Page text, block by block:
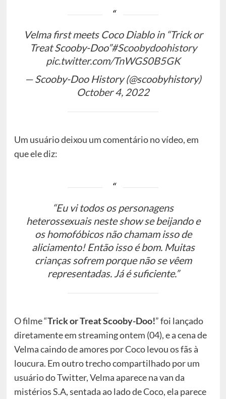
Velma first meets Coco Diablo in “Trick or
Treat Scooby-Doo”#Scoobydoohistory
pic.twitter.com/TnWGS0B5GK
— Scooby-Doo History (@scoobyhistory)
October 4, 2022
Um usuário deixou um comentário no vídeo, em
que ele diz:
“Eu vi todos os personagens
heterossexuais neste show se beijando e
os homofóbicos não chamam isso de
aliciamento! Então isso é bom. Muitas
crianças sofrem porque não se vêem
representadas. Já é suficiente.”
O filme “Trick or Treat Scooby-Doo!” foi lançado
diretamente em streaming ontem (04), e a cena de
Velma caindo de amores por Coco levou os fãs à
loucura. Em outro trecho compartilhado por um
usuário do Twitter, Velma aparece na van da
mistérios S.A, sentada ao lado de Coco, ela parece